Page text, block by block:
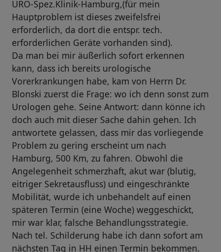
URO-Spez.Klinik-Hamburg,(für mein
Hauptproblem ist dieses zweifelsfrei
erforderlich, da dort die entspr. tech.
erforderlichen Geräte vorhanden sind).
Da man bei mir äußerlich sofort erkennen
kann, dass ich bereits urologische
Vorerkrankungen habe, kam von Herrn Dr.
Blonski zuerst die Frage: wo ich denn sonst zum
Urologen gehe. Seine Antwort: dann könne ich
doch auch mit dieser Sache dahin gehen. Ich
antwortete gelassen, dass mir das vorliegende
Problem zu gering erscheint um nach
Hamburg, 500 Km, zu fahren. Obwohl die
Angelegenheit schmerzhaft, akut war (blutig,
eitriger Sekretausfluss) und eingeschränkte
Mobilität, wurde ich unbehandelt auf einen
späteren Termin (eine Woche) weggeschickt,
mir war klar, falsche Behandlungsstrategie.
Nach tel. Schilderung habe ich dann sofort am
nächsten Tag in HH einen Termin bekommen.